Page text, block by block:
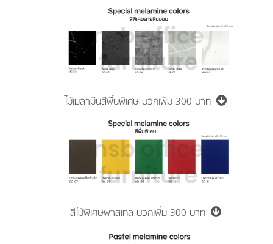
ไม้เมลามีนสีพื้นพิเศษ บวกเพิ่ม 300 บาท
สีไม้พิเศษพาสเทล บวกเพิ่ม 300 บาท